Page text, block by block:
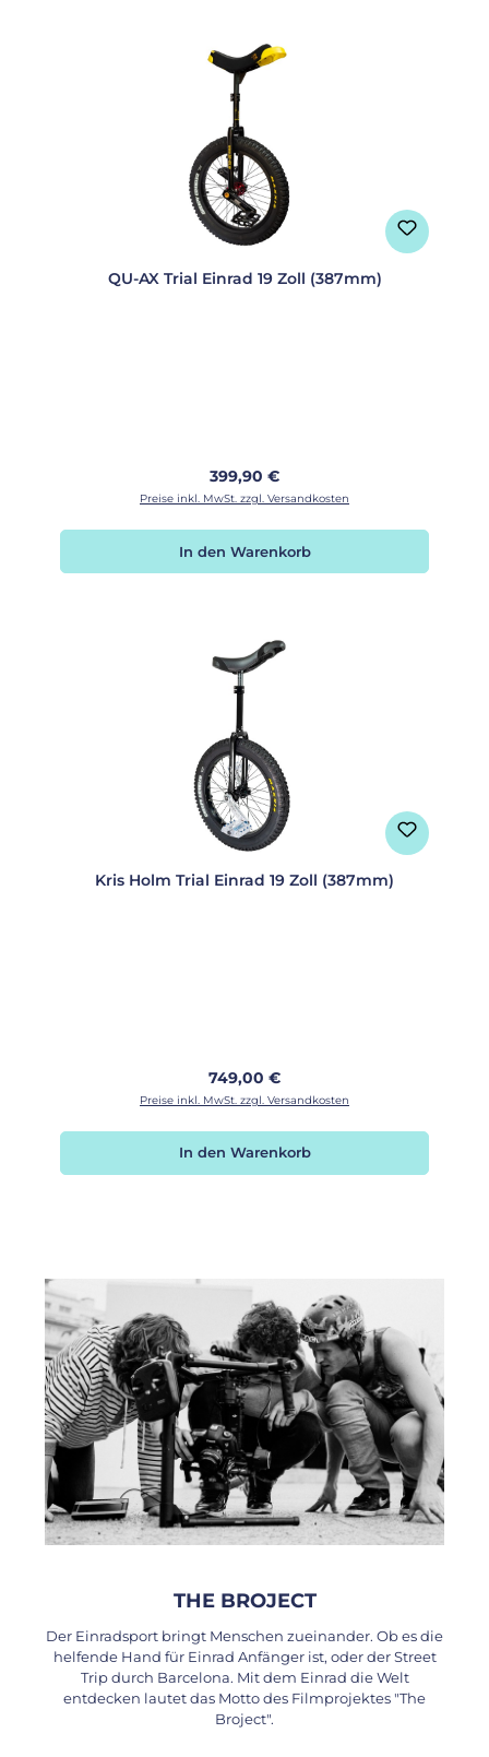
QU-AX Trial Einrad 19 Zoll (387mm)
Regulärer Preis:
399,90 €
Preise inkl. MwSt. zzgl. Versandkosten
In den Warenkorb
Kris Holm Trial Einrad 19 Zoll (387mm)
Regulärer Preis:
749,00 €
Preise inkl. MwSt. zzgl. Versandkosten
In den Warenkorb
THE BROJECT
Der Einradsport bringt Menschen zueinander. Ob es die
helfende Hand für Einrad Anfänger ist, oder der Street
Trip durch Barcelona. Mit dem Einrad die Welt
entdecken lautet das Motto des Filmprojektes "The
Broject".